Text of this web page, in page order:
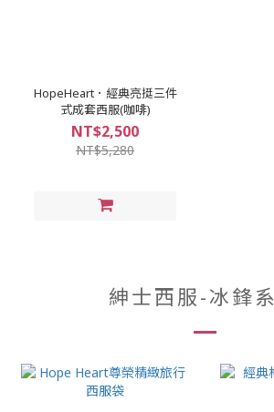
HopeHeart．經典亮挺三件
式成套西服(咖啡)
NT$2,500
NT$5,280
紳士西服-冰鋒